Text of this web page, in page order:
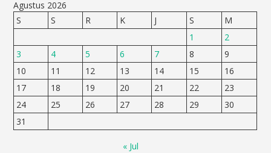
Agustus 2026
S
S R K J S
M
1
2
3
4 5 6 7 8
9
10
11 12 13 14 15
16
17
18 19 20 21 22
23
24
25 26 27 28 29
30
31
« Jul